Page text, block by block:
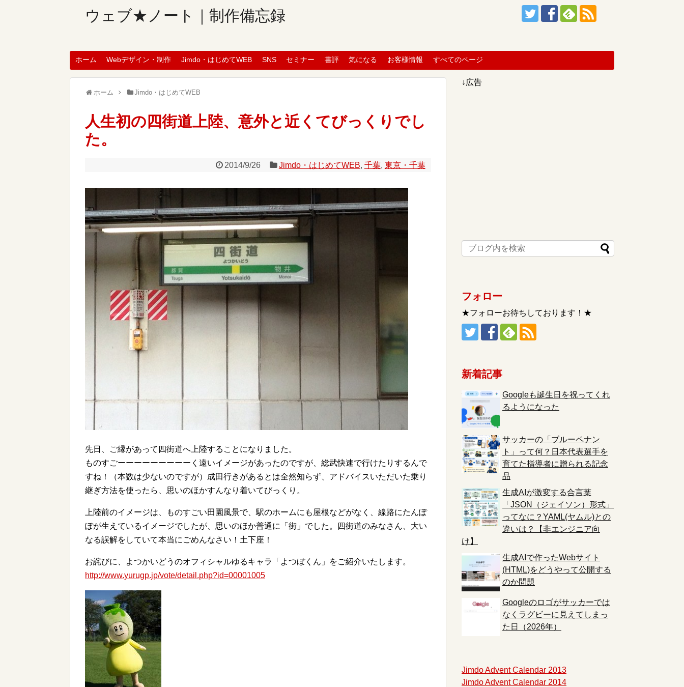
ウェブ★ノート｜制作備忘録
ホーム Webデザイン・制作 Jimdo・はじめてWEB SNS セミナー 書評 気になる お客様情報 すべてのページ
ホーム Jimdo・はじめてWEB
人生初の四街道上陸、意外と近くてびっくりでし
た。
2014/9/26 Jimdo・はじめてWEB, 千葉, 東京・千葉
先日、ご縁があって四街道へ上陸することになりました。
ものすごーーーーーーーーーく遠いイメージがあったのですが、総武快速で行けたりするんで
すね！（本数は少ないのですが）成田行きがあるとは全然知らず、アドバイスいただいた乗り
継ぎ方法を使ったら、思いのほかすんなり着いてびっくり。
上陸前のイメージは、ものすごい田園風景で、駅のホームにも屋根などがなく、線路にたんぽ
ぽが生えているイメージでしたが、思いのほか普通に「街」でした。四街道のみなさん、大い
なる誤解をしていて本当にごめんなさい！土下座！
お詫びに、よつかいどうのオフィシャルゆるキャラ「よつぼくん」をご紹介いたします。
http://www.yurugp.jp/vote/detail.php?id=00001005
↓広告
フォロー
★フォローお待ちしております！★
新着記事
Googleも誕生日を祝ってくれ
るようになった
サッカーの「ブルーペナン
ト」って何？日本代表選手を
育てた指導者に贈られる記念
品
生成AIが激変する合言葉
「JSON（ジェイソン）形式」
ってなに？YAML(ヤムル)との
違いは？【非エンジニア向
け】
生成AIで作ったWebサイト
(HTML)をどうやって公開する
のか問題
Googleのロゴがサッカーでは
なくラグビーに見えてしまっ
た日（2026年）
Jimdo Advent Calendar 2013
Jimdo Advent Calendar 2014